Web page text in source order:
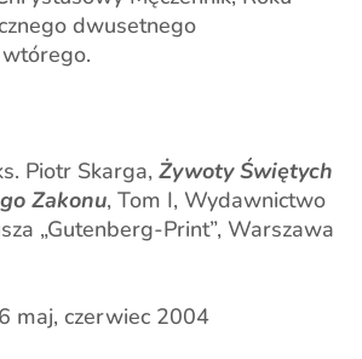
dwusetnego
Piotr Skarga, Żywoty Świętych
Zakonu, Tom I, Wydawnictwo
„Gutenberg-Print”, Warszawa
maj, czerwiec 2004